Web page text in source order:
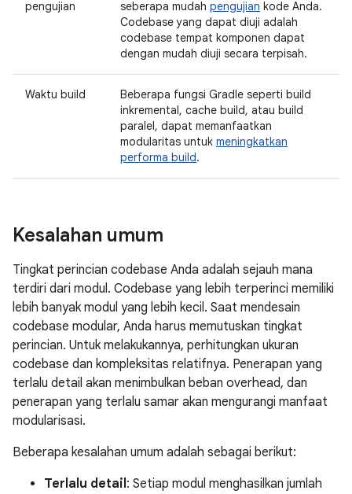
pengujian seberapa mudah pengujian kode Anda.
Codebase yang dapat diuji adalah
codebase tempat komponen dapat
dengan mudah diuji secara terpisah.
Waktu build
Beberapa fungsi Gradle seperti build
inkremental, cache build, atau build
paralel, dapat memanfaatkan
modularitas untuk meningkatkan
performa build.
Kesalahan umum
Tingkat perincian codebase Anda adalah sejauh mana
terdiri dari modul. Codebase yang lebih terperinci memiliki
lebih banyak modul yang lebih kecil. Saat mendesain
codebase modular, Anda harus memutuskan tingkat
perincian. Untuk melakukannya, perhitungkan ukuran
codebase dan kompleksitas relatifnya. Penerapan yang
terlalu detail akan menimbulkan beban overhead, dan
penerapan yang terlalu samar akan mengurangi manfaat
modularisasi.
Beberapa kesalahan umum adalah sebagai berikut:
Terlalu detail: Setiap modul menghasilkan jumlah